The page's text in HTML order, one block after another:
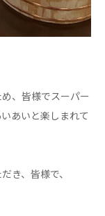
、皆様でスーパー
あいと楽しまれて
き、皆様で、